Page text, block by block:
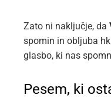
Zato ni naključje, da
spomin in obljuba
glasbo, ki nas
Pesem, ki